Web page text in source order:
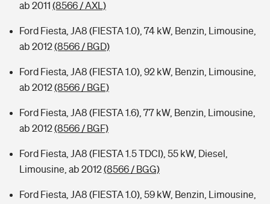
ab 2011 (8566 / AXL)
Ford Fiesta, JA8 (FIESTA 1.0), 74 kW, Benzin, Limousine,
ab 2012(8566 / BGD)
Ford Fiesta, JA8 (FIESTA 1.0), 92 kW, Benzin, Limousine,
ab 2012(8566 / BGE)
Ford Fiesta, JA8 (FIESTA 1.6), 77 kW, Benzin, Limousine,
ab 2012(8566 / BGF)
Ford Fiesta, JA8 (FIESTA 1.5 TDCI), 55 kW, Diesel,
Limousine, ab 2012(8566 / BGG)
Ford Fiesta, JA8 (FIESTA 1.0), 59 kW, Benzin, Limousine,